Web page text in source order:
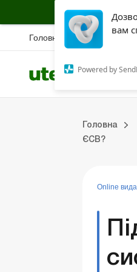
вам
Powered by
Підписуйся
Головна НовиниВебінари
Головна
ЄСВ?
Online